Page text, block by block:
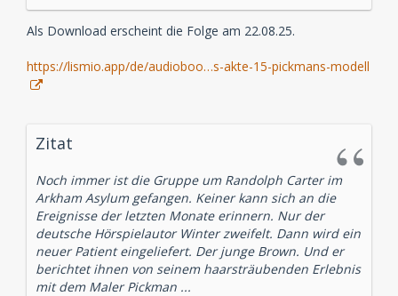
Als Download erscheint die Folge am 22.08.25.
https://lismio.app/de/audioboo…s-akte-15-pickmans-modell
Zitat
Noch immer ist die Gruppe um Randolph Carter im
Arkham Asylum gefangen. Keiner kann sich an die
Ereignisse der letzten Monate erinnern. Nur der
deutsche Hörspielautor Winter zweifelt. Dann wird ein
neuer Patient eingeliefert. Der junge Brown. Und er
berichtet ihnen von seinem haarsträubenden Erlebnis
mit dem Maler Pickman ...